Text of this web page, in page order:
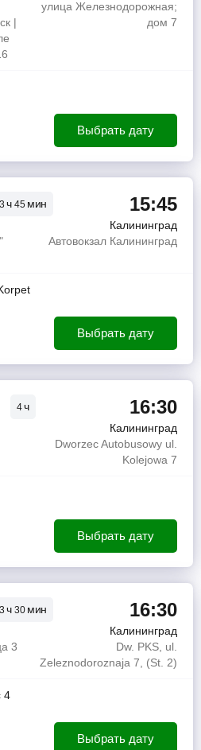
|
улица Железнодорожная;
дом 7
Выбрать дату
3ч 45 мин 15:45
Калининград
Автовокзал Калининград
Выбрать дату
4ч 16:30
Калининград
Dworzec Autobusowy ul.
Kolejowa 7
Выбрать дату
3ч 30 мин 16:30
Калининград
3
Dw. PKS, ul.
Zeleznodoroznaja 7, (St. 2)
4
Выбрать дату